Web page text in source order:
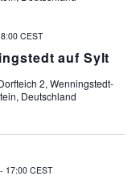
t
n
t
n
auf Sylt
CEST
2, Wenningstedt-
Deutschland
- 17:00 CEST